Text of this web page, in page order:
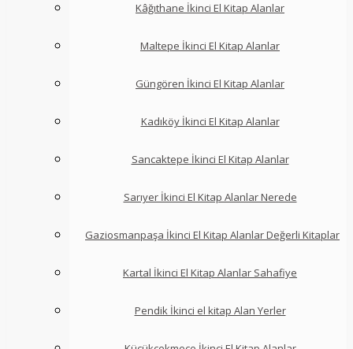
Kâğıthane İkinci El Kitap Alanlar
Maltepe İkinci El Kitap Alanlar
Güngören İkinci El Kitap Alanlar
Kadıköy İkinci El Kitap Alanlar
Sancaktepe İkinci El Kitap Alanlar
Sarıyer İkinci El Kitap Alanlar Nerede
Gaziosmanpaşa İkinci El Kitap Alanlar Değerli Kitaplar
Kartal İkinci El Kitap Alanlar Sahafiye
Pendik İkinci el kitap Alan Yerler